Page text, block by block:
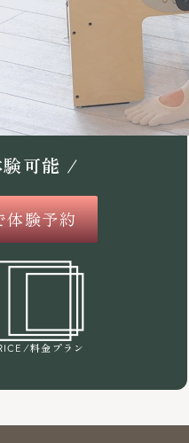
験可能 /
体験予約
/料金プラン